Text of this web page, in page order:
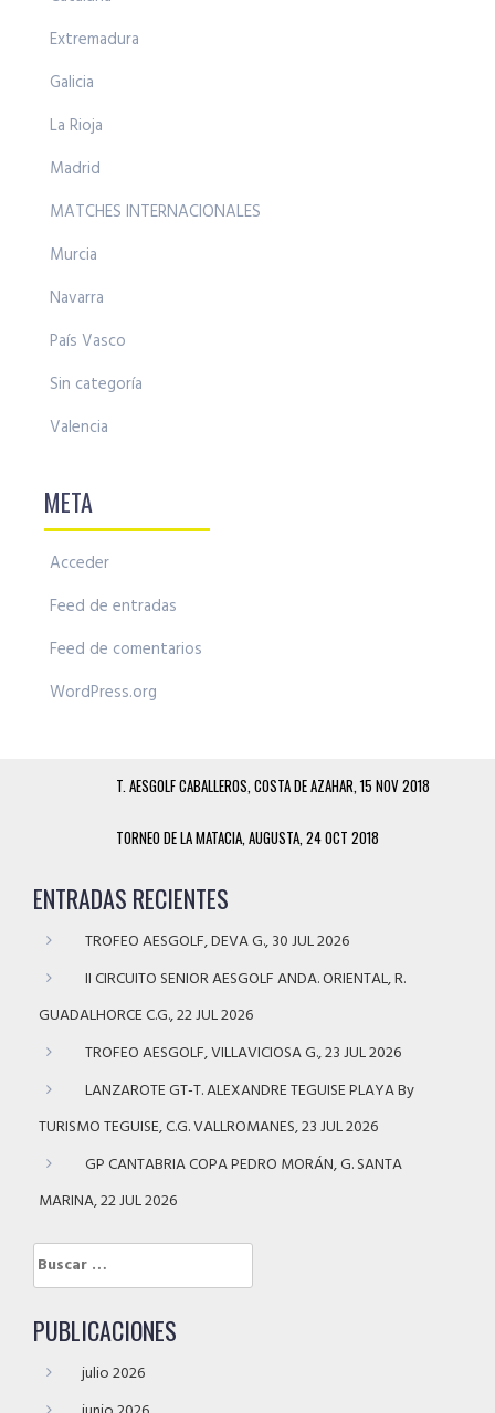
Extremadura
Galicia
La Rioja
Madrid
MATCHES INTERNACIONALES
Murcia
Navarra
País Vasco
Sin categoría
Valencia
META
Acceder
Feed de entradas
Feed de comentarios
WordPress.org
T. AESGOLF CABALLEROS, COSTA DE AZAHAR, 15 NOV 2018
TORNEO DE LA MATACIA, AUGUSTA, 24 OCT 2018
ENTRADAS RECIENTES
TROFEO AESGOLF, DEVA G., 30 JUL 2026
II CIRCUITO SENIOR AESGOLF ANDA. ORIENTAL, R.
GUADALHORCE C.G., 22 JUL 2026
TROFEO AESGOLF, VILLAVICIOSA G., 23 JUL 2026
LANZAROTE GT-T. ALEXANDRE TEGUISE PLAYA By
TURISMO TEGUISE, C.G. VALLROMANES, 23 JUL 2026
GP CANTABRIA COPA PEDRO MORÁN, G. SANTA
MARINA, 22 JUL 2026
Buscar:
PUBLICACIONES
julio 2026